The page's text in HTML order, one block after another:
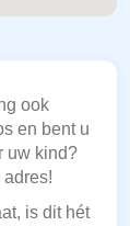
ook
en bent u
uw kind?
is dit hét